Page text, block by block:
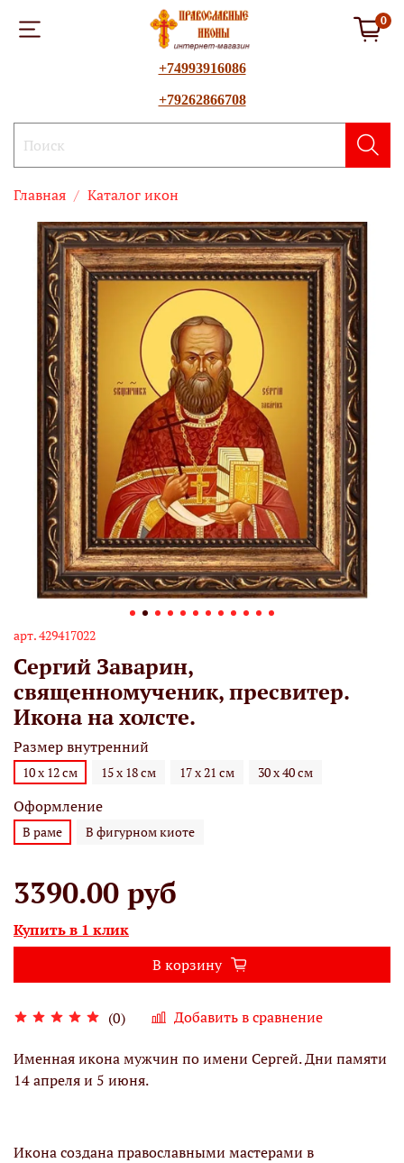
0
+74993916086
+79262866708
Главная Каталог икон
арт.429417022
Сергий Заварин,
священномученик, пресвитер.
Икона на холсте.
(0) Добавить в сравнение
Размер внутренний
10 х 12 см 15 х 18 см 17 х 21 см 30 х 40 см
Оформление
В раме В фигурном киоте
3390.00 руб
Купить в 1 клик
В корзину
Именная икона мужчин по имени Сергей. Дни памяти
14 апреля и 5 июня.
Икона создана православными мастерами в